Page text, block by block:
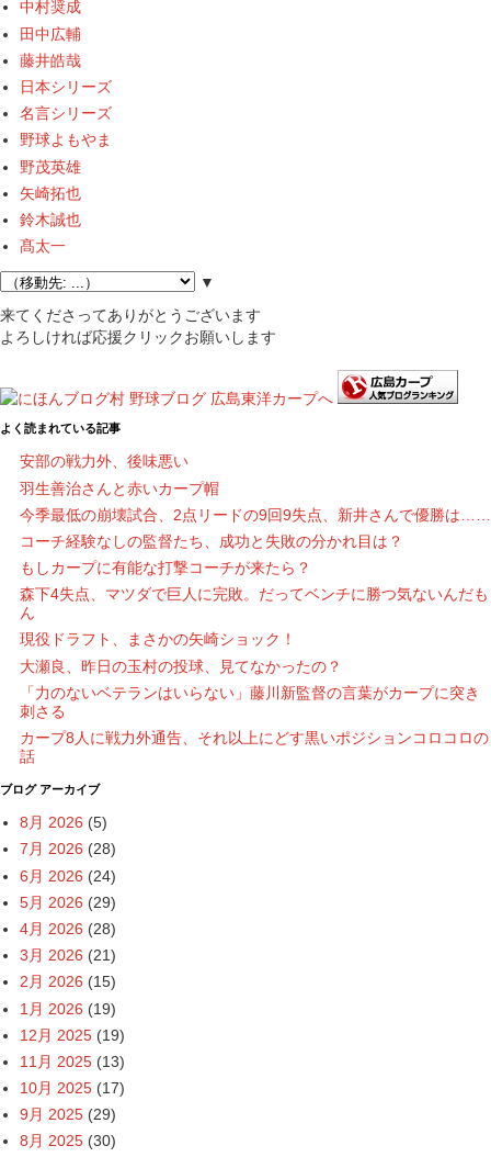
中村奨成
田中広輔
藤井皓哉
日本シリーズ
名言シリーズ
野球よもやま
野茂英雄
矢崎拓也
鈴木誠也
髙太一
▼
来てくださってありがとうございます
よろしければ応援クリックお願いします
よく読まれている記事
安部の戦力外、後味悪い
羽生善治さんと赤いカープ帽
今季最低の崩壊試合、2点リードの9回9失点、新井さんで優勝は……
コーチ経験なしの監督たち、成功と失敗の分かれ目は？
もしカープに有能な打撃コーチが来たら？
森下4失点、マツダで巨人に完敗。だってベンチに勝つ気ないんだも
ん
現役ドラフト、まさかの矢崎ショック！
大瀬良、昨日の玉村の投球、見てなかったの？
「力のないベテランはいらない」藤川新監督の言葉がカープに突き
刺さる
カープ8人に戦力外通告、それ以上にどす黒いポジションコロコロの
話
ブログ アーカイブ
8月 2026 (5)
7月 2026 (28)
6月 2026 (24)
5月 2026 (29)
4月 2026 (28)
3月 2026 (21)
2月 2026 (15)
1月 2026 (19)
12月 2025 (19)
11月 2025 (13)
10月 2025 (17)
9月 2025 (29)
8月 2025 (30)